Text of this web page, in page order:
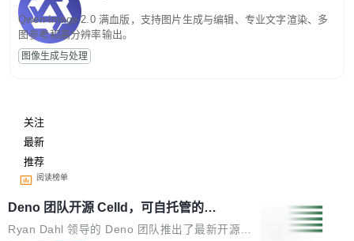
Qwen-Image-2.0 满血版，支持图片生成与编辑、专业文字渲染、多
图参考和高分辨率输出。
图像生成与处理
关注
最新
推荐
阅读榜单
Deno 团队开源 Celld，可自托管的分
布式 Durable Objects
Ryan Dahl 领导的 Deno 团队推出了最新开源项